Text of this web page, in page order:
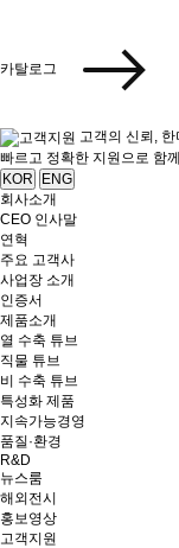
카탈로그
고객의 신뢰,
빠르고 정확한 지원으로 함
KOR
ENG
회사소개
CEO 인사말
연혁
주요 고객사
사업장 소개
인증서
제품소개
열 수축 튜브
직물 튜브
비 수축 튜브
특성화 제품
지속가능경영
품질·환경
R&D
뉴스룸
해외전시
홍보영상
고객지원